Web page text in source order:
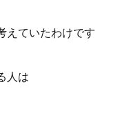
えていたわけです
人は